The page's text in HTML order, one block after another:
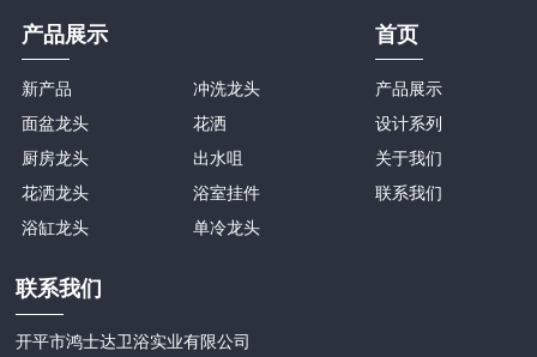
产品展示
新产品
面盆龙头
厨房龙头
花洒龙头
浴缸龙头
冲洗龙头
花洒
出水咀
浴室挂件
单冷龙头
首页
产品展示
设计系列
关于我们
联系我们
联系我们
开平市鸿士达卫浴实业有限公司